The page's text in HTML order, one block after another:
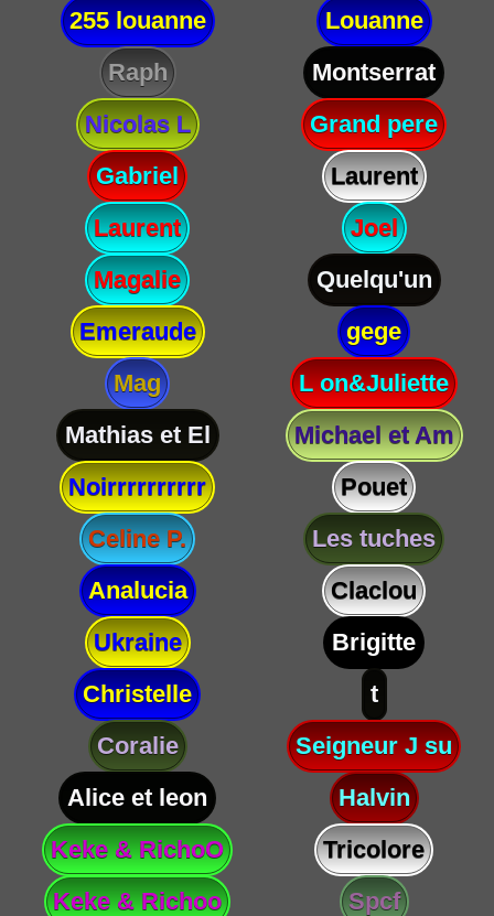
255 louanne
Louanne
Raph
Montserrat
Nicolas L
Grand pere
Gabriel
Laurent
Laurent
Joel
Magalie
Quelqu'un
Emeraude
gege
Mag
L on&Juliette
Mathias et El
Michael et Am
Noirrrrrrrrrr
Pouet
Celine P.
Les tuches
Analucia
Claclou
Ukraine
Brigitte
Christelle
t
Coralie
Seigneur J su
Alice et leon
Halvin
Keke & RichoO
Tricolore
Keke & Richoo
Spcf